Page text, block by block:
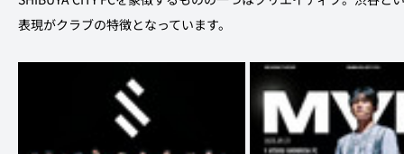
表現がクラブの特徴となっています。